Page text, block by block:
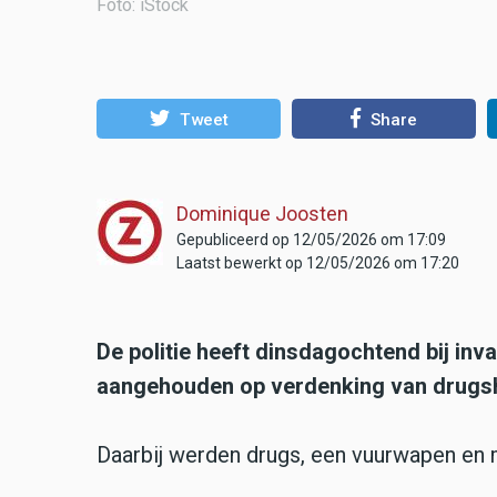
Foto: iStock
Tweet Share
Dominique Joosten
Gepubliceerd op 12/05/2026 om 17:09
Laatst bewerkt op 12/05/2026 om 17:20
De politie heeft dinsdagochtend bij
aangehouden op verdenking van
Daarbij werden drugs, een vuurwapen